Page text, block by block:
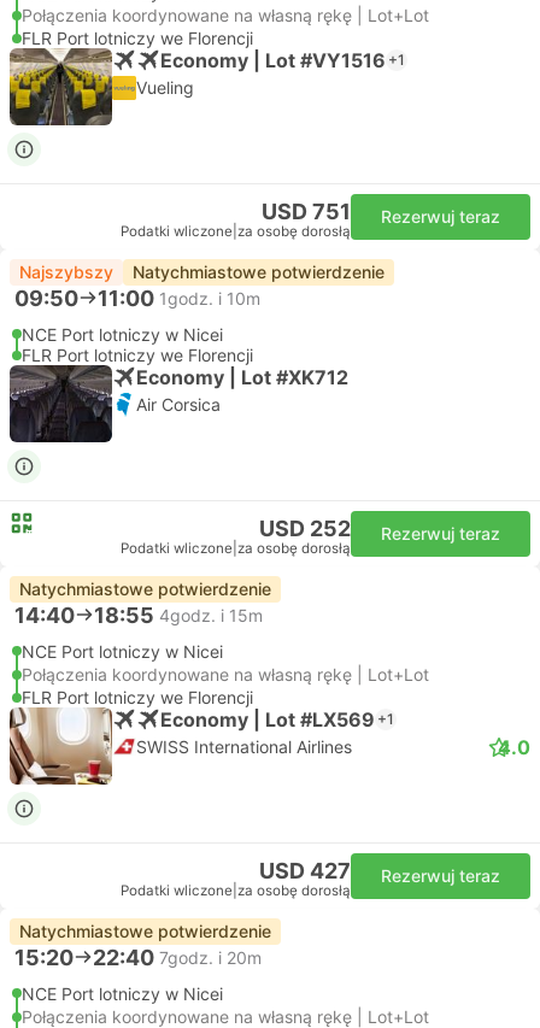
Połączenia koordynowane na własną rękę | Lot+Lot
FLR Port lotniczy we Florencji
Economy | Lot #VY1516 +1
Vueling
USD 751
Podatki wliczone za osobę dorosłą
Rezerwuj teraz
Najszybszy Natychmiastowe potwierdzenie
09:50 11:00 1godz. i 10m
NCE Port lotniczy w Nicei
FLR Port lotniczy we Florencji
Economy | Lot #XK712
Air Corsica
USD 252
Podatki wliczone za osobę dorosłą
Rezerwuj teraz
Natychmiastowe potwierdzenie
14:40 18:55 4godz. i 15m
NCE Port lotniczy w Nicei
Połączenia koordynowane na własną rękę | Lot+Lot
FLR Port lotniczy we Florencji
Economy | Lot #LX569 +1
SWISS International Airlines 4.0
USD 427
Podatki wliczone za osobę dorosłą
Rezerwuj teraz
Natychmiastowe potwierdzenie
15:20 22:40 7godz. i 20m
NCE Port lotniczy w Nicei
Połączenia koordynowane na własną rękę | Lot+Lot